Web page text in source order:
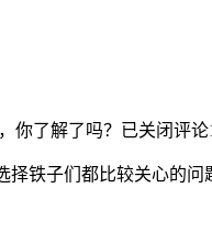
你了解了吗？ 已关闭评论
铁子们都比较关心的问